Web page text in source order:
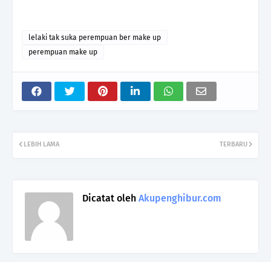
lelaki tak suka perempuan ber make up
perempuan make up
TERBARU
LEBIH LAMA
Dicatat oleh Akupenghibur.com